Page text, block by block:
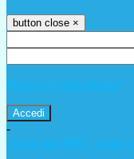
button close ×
Password dimenticata?
-
Entra con SPID
Entra